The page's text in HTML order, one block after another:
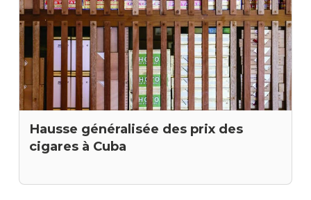
Hausse généralisée des prix des
cigares à Cuba